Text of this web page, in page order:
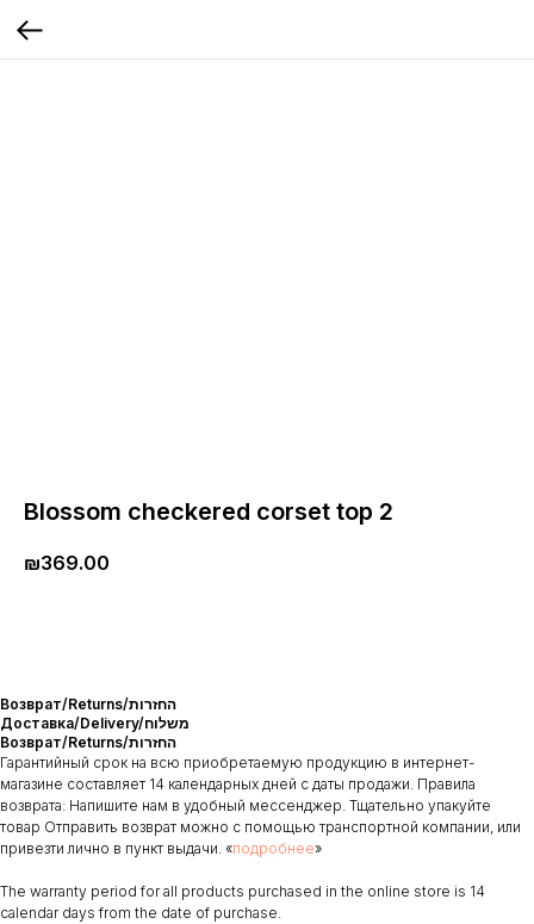
Blossom checkered corset top 2
₪369.00
Возврат/Returns/החזרות
Доставка/Delivery/משלוח
Возврат/Returns/החזרות
Гарантийный срок на всю приобретаемую продукцию в интернет-
магазине составляет 14 календарных дней с даты продажи. Правила
возврата: Напишите нам в удобный мессенджер. Тщательно упакуйте
товар Отправить возврат можно с помощью транспортной компании, или
привезти лично в пункт выдачи. «подробнее»
The warranty period for all products purchased in the online store is 14
calendar days from the date of purchase.